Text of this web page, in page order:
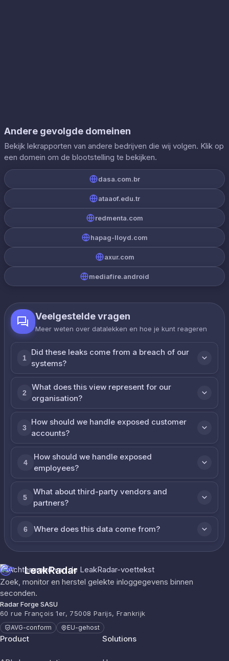
Andere gevolgde domeinen
Bekijk lekrapporten van andere bedrijven die wij volgen. Klik op
een domein om de blootstelling te bekijken.
dasa.com.br
ataaof.edu.tr
redmenta.com
hapag-lloyd.com
axur.com
mediafire.android
Veelgestelde vragen
Meer weten over datalekken en hoe je kunt reageren
1
Did these leaks come from a breach of our
systems?
2
What does this view represent for our
organisation?
3
How should we handle exposed customer
accounts?
4
How should we handle exposed
employees?
5
What about third-party vendors and
partners?
6 Where does this data come from?
LeakRadar
Zoek, monitor en herstel gelekte inloggegevens binnen
seconden.
Radar Forge SASU
60 rue François 1er, 75008 Parijs, Frankrijk
AVG-conform EU-gehost
Product Solutions